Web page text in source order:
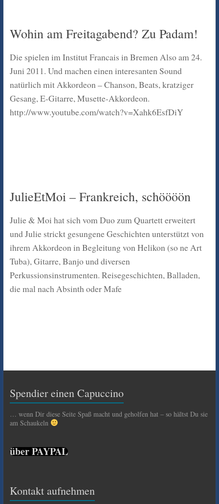
Wohin am Freitagabend? Zu Padam!
Die spielen im Institut Francais in Bremen Also am 24.
Juni 2011. Und machen einen interesanten Sound
natürlich mit Akkordeon – Chanson, Beats, kratziger
Gesang, E-Gitarre, Musette-Akkordeon.
http://www.youtube.com/watch?v=Xahk6EsfDiY
JulieEtMoi – Frankreich, schöööön
Julie & Moi hat sich vom Duo zum Quartett erweitert
und Julie strickt gesungene Geschichten unterstützt von
ihrem Akkordeon in Begleitung von Helikon (so ne Art
Tuba), Gitarre, Banjo und diversen
Perkussionsinstrumenten. Reisegeschichten, Balladen,
die mal nach Absinth oder Mafe
Spendier einen Capuccino
… wenn Dir diese Seite Spaß macht und geholfen hat – so hältst Du sie
am Schaukeln
über PAYPAL
Kontakt aufnehmen